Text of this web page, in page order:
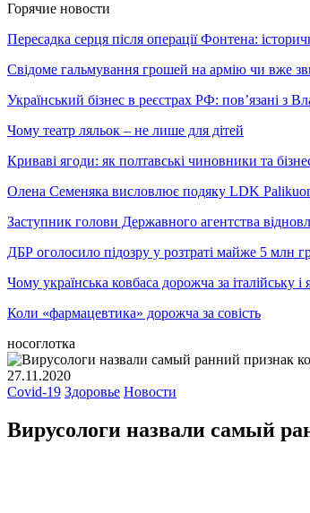
Горячие новости
Пересадка серця після операції Фонтена:
Свідоме гальмування грошей на армію чи вже
Український бізнес в реєстрах РФ: пов’язані
Чому театр ляльок – не лише для дітей
Криваві ягоди: як полтавські чиновники та
Олена Семеняка висловлює подяку LDK
Заступник голови Державного агентства
ДБР оголосило підозру у розтраті майже 5 млн
Чому українська ковбаса дорожча за італійську
Коли «фармацевтика» дорожча за совість
носоглотка
27.11.2020
Covid-19 Здоровье Новости
Вирусологи назвали самый